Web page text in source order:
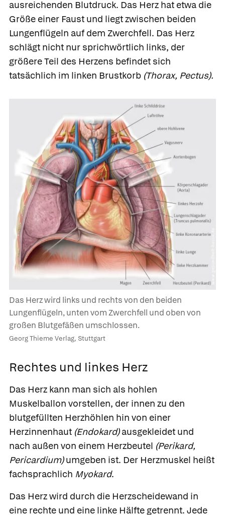
ausreichenden Blutdruck. Das Herz hat etwa die
Größe einer Faust und liegt zwischen beiden
Lungenflügeln auf dem Zwerchfell. Das Herz
schlägt nicht nur sprichwörtlich links, der
größere Teil des Herzens befindet sich
tatsächlich im linken Brustkorb (Thorax, Pectus).
Das Herz wird links und rechts von den beiden
Lungenflügeln, unten vom Zwerchfell und oben von
großen Blutgefäßen umschlossen.
Georg Thieme Verlag, Stuttgart
Rechtes und linkes Herz
Das Herz kann man sich als hohlen
Muskelballon vorstellen, der innen zu den
blutgefüllten Herzhöhlen hin von einer
Herzinnenhaut (Endokard)ausgekleidet und
nach außen von einem Herzbeutel (Perikard,
Pericardium)umgeben ist. Der Herzmuskel heißt
fachsprachlich Myokard.
Das Herz wird durch die Herzscheidewand in
eine rechte und eine linke Hälfte getrennt. Jede